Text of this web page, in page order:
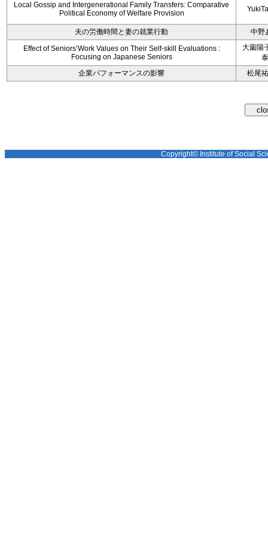
Local Gossip and Intergenerational Family Transfers: Comparative
Political Economy of Welfare Provision
夫の労働時間と妻の就業行動
中野
Effect of Seniors’Work Values on Their Self-skill Evaluations :
Focusing on Japanese Seniors
大薗陽
泰
企業パフォーマンスの影響
松尾
Copyright© Institute of Social